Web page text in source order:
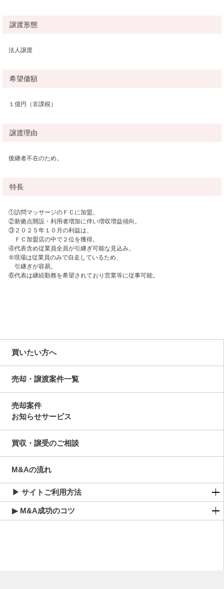
譲渡形態
法人譲渡
希望価額
１億円（非課税）
譲渡理由
後継者不在のため。
特長
①訪問マッサージのＦＣに加盟。
②新拠点開設・利用者増加に伴い増収増益傾向。
③２０２５年１０月の利益は、
ＦＣ加盟店の中で２位を獲得。
④代表含め従業員全員が引継ぎ可能な見込み。
⑤現場は従業員のみで自走しているため、
引継ぎが容易。
⑥代表は継続勤務を希望されており営業等に従事可能。
買いたい方へ
売却・譲渡案件一覧
売却案件
お知らせサービス
買収・譲受のご相談
M&Aの流れ
▶ サイトご利用方法
▶ M&A成功のコツ